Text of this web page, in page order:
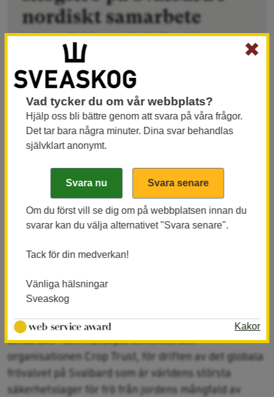
nordiskt samarbete
I ett nordiskt samarbete för att bevara
skogliga genresurser har nu skogsfrö
från Sverige för första gången
deponerats i frövalvet på Svalbard. Och
fröerna, de kommer från Sveaskog.
Nordiskt Genresurscenter (NordGen) är de nordiska
ländernas gemensamma genbank och
uppdrag är att bevara och främja ett hållbart
husdjur och skog i Norden bär på.
NordGen ansvarar, tillsammans med norska
lantbruks- och matdepartementet och
organisationen Crop Trust, för driften av det globala
frövalvet på Svalbard som är världens största
säkerhetslager för frö från jordens mångfald av
✖
Vad tycker du om vår webbplats?
Hjälp oss bli bättre genom att svara på våra frågor.
Det tar bara några minuter. Dina svar behandlas
självklart anonymt.
Om du först vill se dig om på webbplatsen innan du
svarar kan du välja alternativet "Svara senare".
Tack för din medverkan!
Vänliga hälsningar
Sveaskog
Kakor